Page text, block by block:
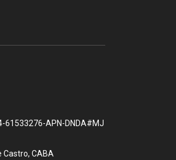
61533276-APN-DNDA#MJ
CABA